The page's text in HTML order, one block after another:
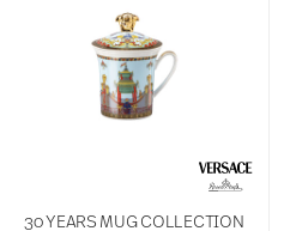
30 YEARS MUG COLLECTION